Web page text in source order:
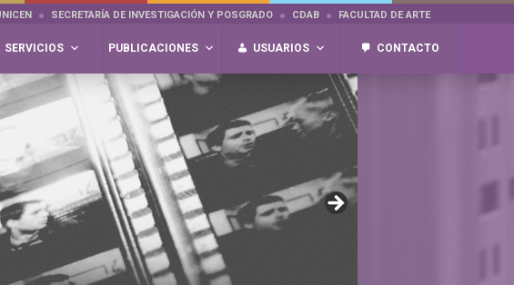
SECRETARÍA DE INVESTIGACIÓN Y POSGRADO CDAB FACULTAD DE ARTE
SERVICIOS PUBLICACIONES USUARIOS CONTACTO